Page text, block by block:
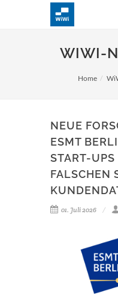
WIWI-
Home
NEUE
ESMT
START-UPS
FALSCHEN
01. Juli 2026